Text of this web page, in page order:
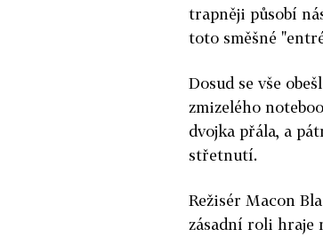
trapněji působí
toto směšné
Dosud se vše
zmizelého
dvojka přála, a
střetnutí.
Režisér Macon
zásadní roli hraje